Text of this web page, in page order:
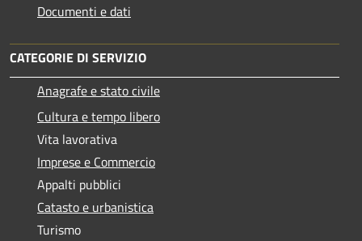
Documenti e dati
CATEGORIE DI SERVIZIO
Anagrafe e stato civile
Cultura e tempo libero
Vita lavorativa
Imprese e Commercio
Appalti pubblici
Catasto e urbanistica
Turismo